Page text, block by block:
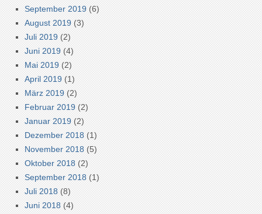
September 2019 (6)
August 2019 (3)
Juli 2019 (2)
Juni 2019 (4)
Mai 2019 (2)
April 2019 (1)
März 2019 (2)
Februar 2019 (2)
Januar 2019 (2)
Dezember 2018 (1)
November 2018 (5)
Oktober 2018 (2)
September 2018 (1)
Juli 2018 (8)
Juni 2018 (4)